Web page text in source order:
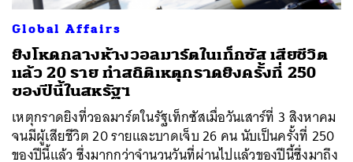
Global Affairs
ยิงโหดกลางห้างวอลมาร์ตในเท็กซัส เสียชีวิต
แล้ว 20 ราย ทำสถิติเหตุกราดยิงครั้งที่ 250
ของปีนี้ในสหรัฐฯ
เหตุกราดยิงที่วอลมาร์ตในรัฐเท็กซัสเมื่อวันเสาร์ที่ 3 สิงหาคม
จนมีผู้เสียชีวิต 20 รายและบาดเจ็บ 26 คน นับเป็นครั้งที่ 250
ของปีนี้แล้ว ซึ่งมากกว่าจำนวนวันที่ผ่านไปแล้วของปีนี้ซึ่งมาถึง